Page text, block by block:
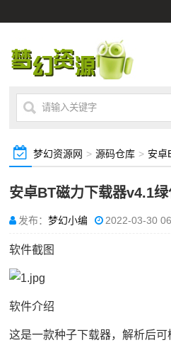
梦幻资源网 > 源码仓库 > 安卓
安卓BT磁力下载器v4.1
发布：梦幻小编 2022-03-30
软件截图
软件介绍
这是一款种子下载器，解析后可